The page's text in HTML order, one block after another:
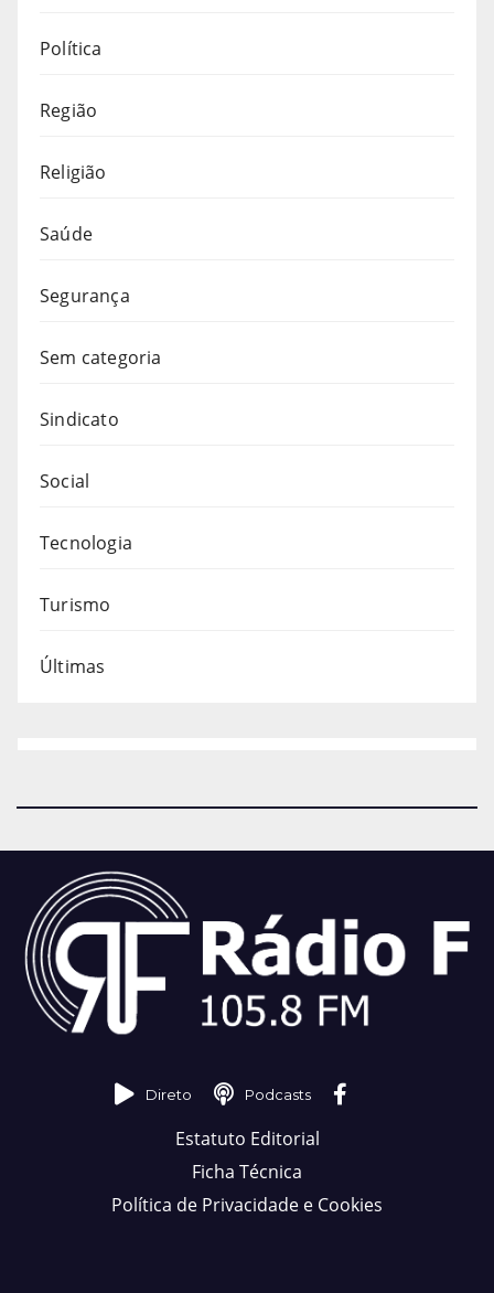
Política
Região
Religião
Saúde
Segurança
Sem categoria
Sindicato
Social
Tecnologia
Turismo
Últimas
Direto Podcasts
Estatuto Editorial
Ficha Técnica
Política de Privacidade e Cookies